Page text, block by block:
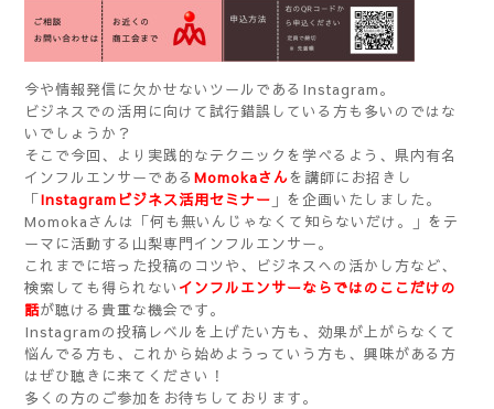
今や情報発信に欠かせないツールであるInstagram。
ビジネスでの活用に向けて試行錯誤している方も多いのではな
いでしょうか？
そこで今回、より実践的なテクニックを学べるよう、県内有名
インフルエンサーである Momokaさんを講師にお招きし
「Instagramビジネス活用セミナー 」を企画いたしました。
Momokaさんは「何も無いんじゃなくて知らないだけ。」をテ
ーマに活動する山梨専門インフルエンサー。
これまでに培った投稿のコツや、ビジネスへの活かし方など、
検索しても得られない インフルエンサーならではのここだけの
話が聴ける貴重な機会です。
Instagramの投稿レベルを上げたい方も、効果が上がらなくて
悩んでる方も、これから始めようっていう方も、興味がある方
はぜひ聴きに来てください！
多くの方のご参加をお待ちしております。